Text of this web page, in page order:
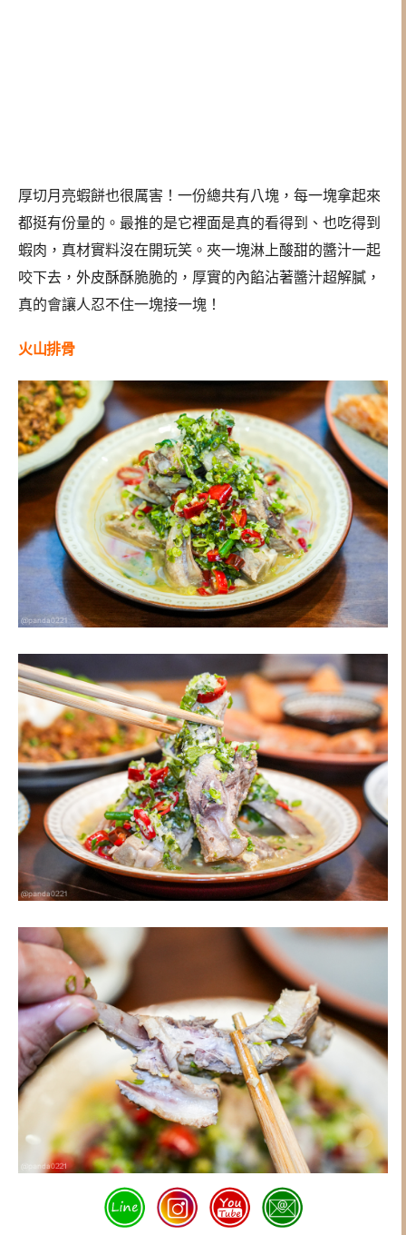
厚切月亮蝦餅也很厲害！一份總共有八塊，每一塊拿起來
都挺有份量的。最推的是它裡面是真的看得到、也吃得到
蝦肉，真材實料沒在開玩笑。夾一塊淋上酸甜的醬汁一起
咬下去，外皮酥酥脆脆的，厚實的內餡沾著醬汁超解膩，
真的會讓人忍不住一塊接一塊！
火山排骨